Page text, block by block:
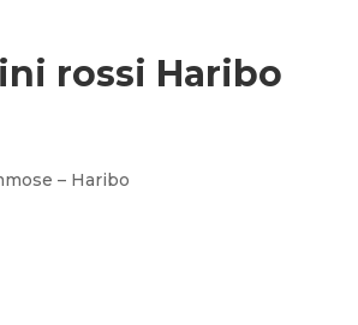
rossi Haribo
– Haribo